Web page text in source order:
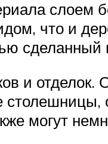
слоем
что и
сделанный
и отделок.
могут